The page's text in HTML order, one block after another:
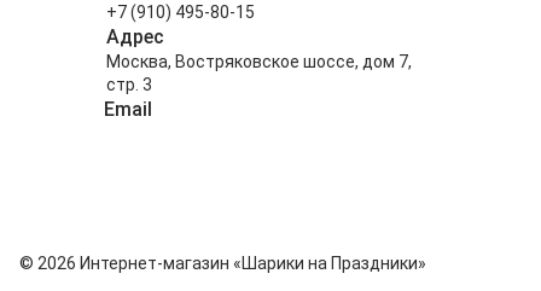
+7 (910) 495-80-15
Адрес
Москва, Востряковское шоссе, дом 7,
стр. 3
Email
© 2026 Интернет-магазин «Шарики на Праздники»